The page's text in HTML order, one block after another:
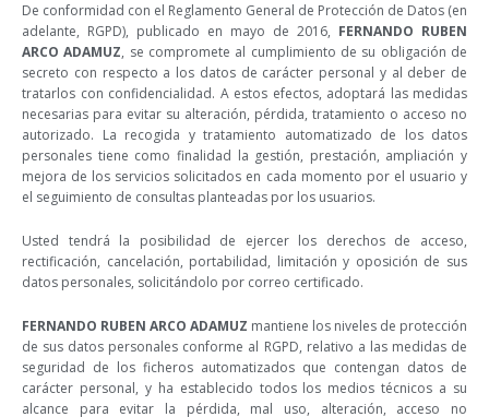
De conformidad con el Reglamento General de Protección de Datos (en
adelante, RGPD), publicado en mayo de 2016, FERNANDO RUBEN
ARCO ADAMUZ, se compromete al cumplimiento de su obligación de
secreto con respecto a los datos de carácter personal y al deber de
tratarlos con confidencialidad. A estos efectos, adoptará las medidas
necesarias para evitar su alteración, pérdida, tratamiento o acceso no
autorizado. La recogida y tratamiento automatizado de los datos
personales tiene como finalidad la gestión, prestación, ampliación y
mejora de los servicios solicitados en cada momento por el usuario y
el seguimiento de consultas planteadas por los usuarios.
Usted tendrá la posibilidad de ejercer los derechos de acceso,
rectificación, cancelación, portabilidad, limitación y oposición de sus
datos personales, solicitándolo por correo certificado.
FERNANDO RUBEN ARCO ADAMUZ mantiene los niveles de protección
de sus datos personales conforme al RGPD, relativo a las medidas de
seguridad de los ficheros automatizados que contengan datos de
carácter personal, y ha establecido todos los medios técnicos a su
alcance para evitar la pérdida, mal uso, alteración, acceso no